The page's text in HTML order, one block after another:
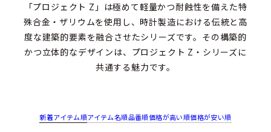
「プロジェクト Z」は極めて軽量かつ耐蝕性を備えた特
殊合金・ザリウムを使用し、時計製造における伝統と高
度な建築的要素を融合させたシリーズです。その構築的
かつ立体的なデザインは、プロジェクト Z・シリーズに
共通する魅力です。
新着アイテム順アイテム名順品番順価格が高い順価格が安い順